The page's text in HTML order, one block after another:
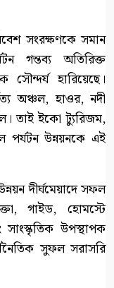
সংরক্ষণকে সমান
গন্তব্য অতিরিক্ত
হারিয়েছে।
অঞ্চল, হাওর, নদী
তাই ইকো ট্যুরিজম,
পর্যটন উন্নয়নকে এই
দীর্ঘমেয়াদে সফল
গাইড, হোমস্টে
উপস্থাপক
সুফল সরাসরি